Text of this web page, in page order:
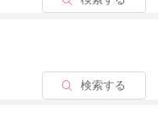
検索する